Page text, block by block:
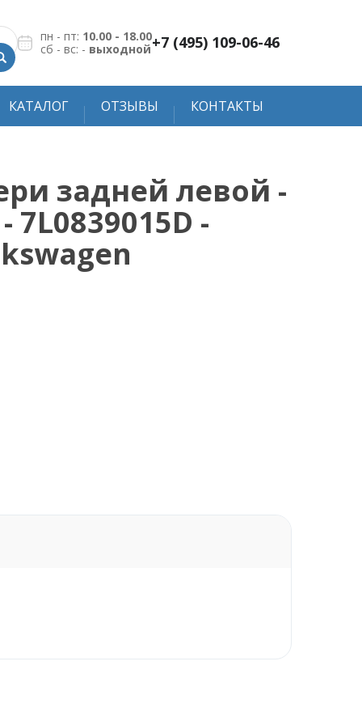
пн - пт: 10.00 - 18.00
сб - вс: - выходной+7 (495) 109-06-46
КАТАЛОГ ОТЗЫВЫ КОНТАКТЫ
задней левой -
7L0839015D -